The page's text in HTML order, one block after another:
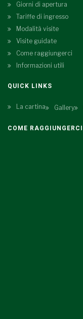
Giorni di apertura
Tariffe di ingresso
Modalità visite
Visite guidate
Come raggiungerci
Informazioni utili
QUICK LINKS
La cartina Gallery
COME RAGGIUNGERCI